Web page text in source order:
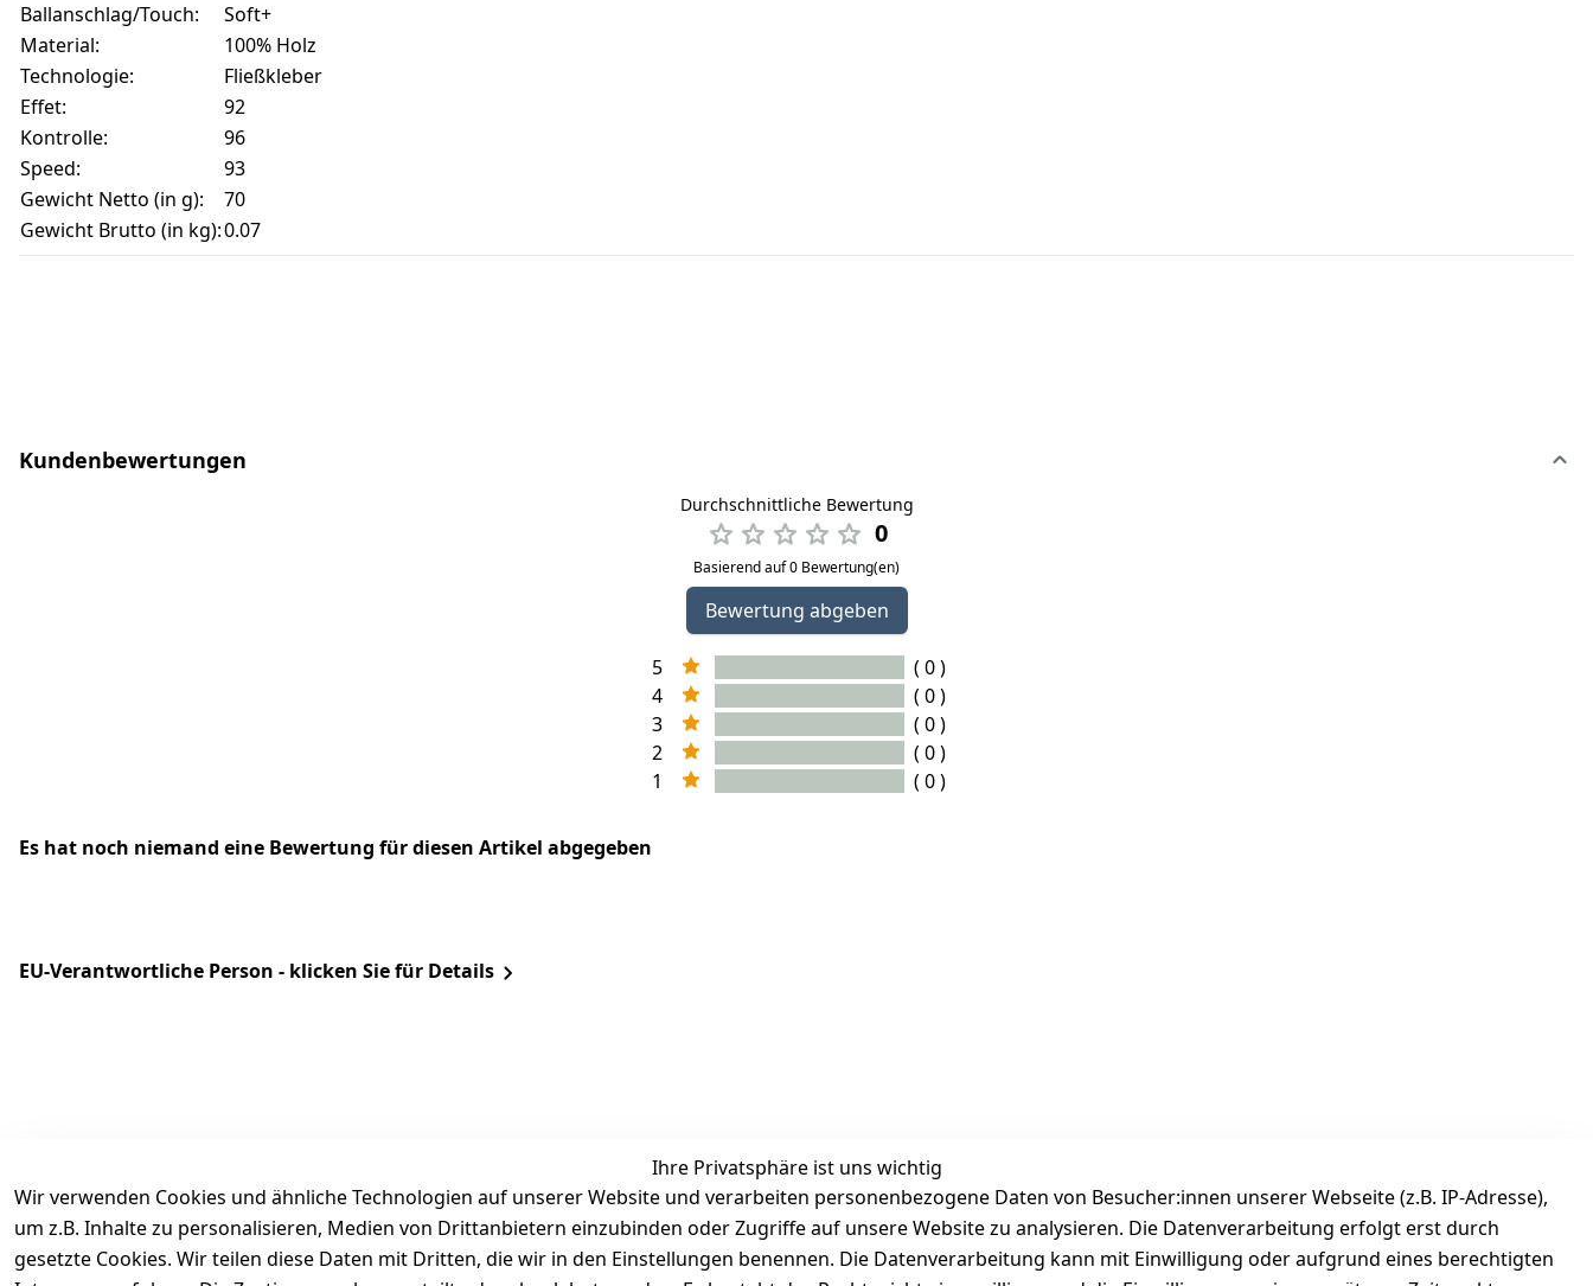
Ballanschlag/Touch:
Soft+
Material:
100% Holz
Technologie:
Fließkleber
Effet:
92
Kontrolle:
96
Speed:
93
Gewicht Netto (in g):
70
Gewicht Brutto (in kg):0.07
Kundenbewertungen
Durchschnittliche Bewertung
0
Basierend auf 0 Bewertung(en)
Bewertung abgeben
5
( 0 )
4
( 0 )
3
( 0 )
2
( 0 )
1
( 0 )
Es hat noch niemand eine Bewertung für diesen Artikel abgegeben
EU-Verantwortliche Person - klicken Sie für Details
Ihre Privatsphäre ist uns wichtig
Wir verwenden Cookies und ähnliche Technologien auf unserer Website und verarbeiten personenbezogene Daten von Besucher:innen unserer Webseite (z.B. IP-Adresse),
um z.B. Inhalte zu personalisieren, Medien von Drittanbietern einzubinden oder Zugriffe auf unsere Website zu analysieren. Die Datenverarbeitung erfolgt erst durch
gesetzte Cookies. Wir teilen diese Daten mit Dritten, die wir in den Einstellungen benennen. Die Datenverarbeitung kann mit Einwilligung oder aufgrund eines berechtigten
Rechtliches
AGB
Services
Kontakt
Zahlungsmöglichkeiten
Vorkasse
Versanddienstleister
Österreichische Post